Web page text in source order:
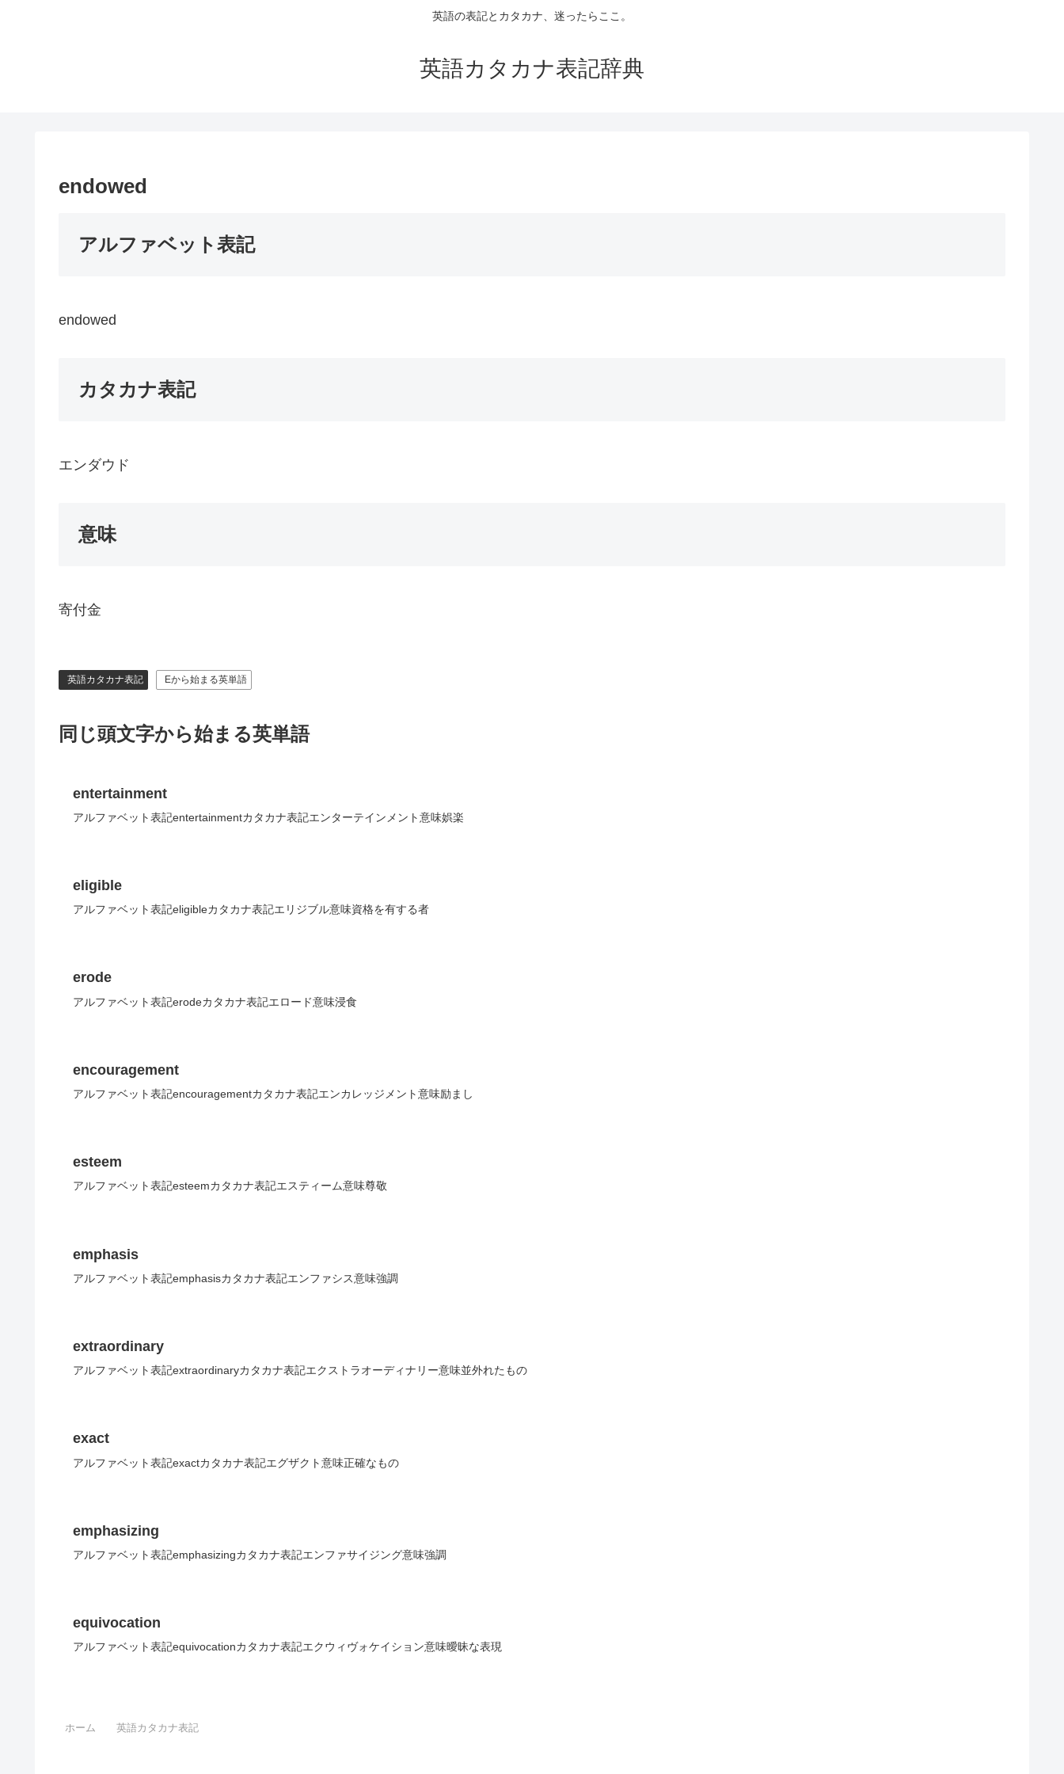
英語の表記とカタカナ、迷ったらここ。
英語カタカナ表記辞典
endowed
アルファベット表記
endowed
カタカナ表記
エンダウド
意味
寄付金
英語カタカナ表記 Eから始まる英単語
同じ頭文字から始まる英単語
entertainment
アルファベット表記entertainmentカタカナ表記エンターテインメント意味娯楽
eligible
アルファベット表記eligibleカタカナ表記エリジブル意味資格を有する者
erode
アルファベット表記erodeカタカナ表記エロード意味浸食
encouragement
アルファベット表記encouragementカタカナ表記エンカレッジメント意味励まし
esteem
アルファベット表記esteemカタカナ表記エスティーム意味尊敬
emphasis
アルファベット表記emphasisカタカナ表記エンファシス意味強調
extraordinary
アルファベット表記extraordinaryカタカナ表記エクストラオーディナリー意味並外れたもの
exact
アルファベット表記exactカタカナ表記エグザクト意味正確なもの
emphasizing
アルファベット表記emphasizingカタカナ表記エンファサイジング意味強調
equivocation
アルファベット表記equivocationカタカナ表記エクウィヴォケイション意味曖昧な表現
ホーム 英語カタカナ表記